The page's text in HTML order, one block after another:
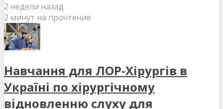
2 недели назад
2 минут на прочтение
Навчання для ЛОР-Хірургів в
Україні по хірургічному
відновленню слуху для